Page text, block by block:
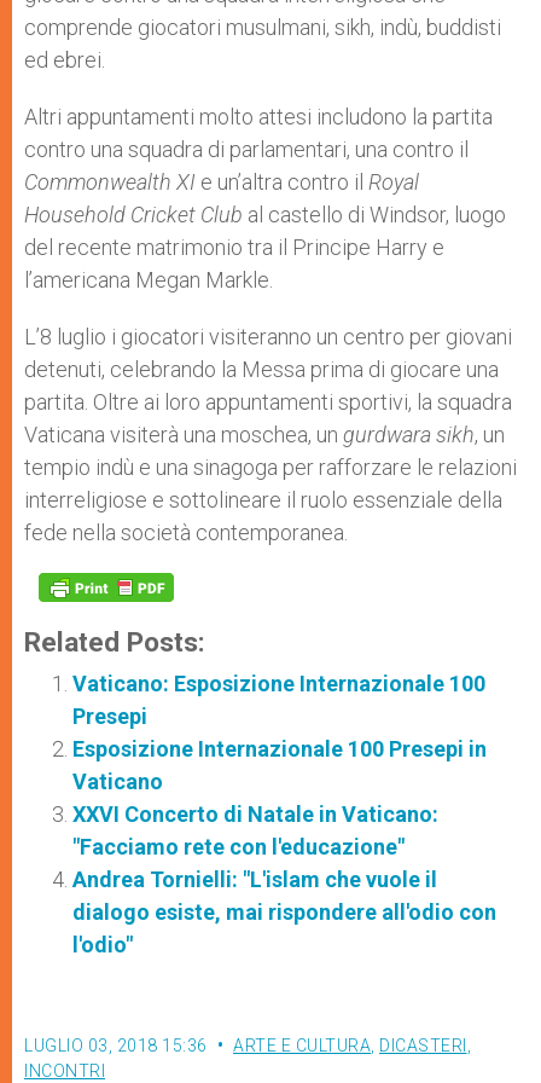
comprende giocatori musulmani, sikh, indù, buddisti
ed ebrei.
Altri appuntamenti molto attesi includono la partita
contro una squadra di parlamentari, una contro il
Commonwealth XI e un’altra contro il Royal
Household Cricket Club al castello di Windsor, luogo
del recente matrimonio tra il Principe Harry e
l’americana Megan Markle.
L’8 luglio i giocatori visiteranno un centro per giovani
detenuti, celebrando la Messa prima di giocare una
partita. Oltre ai loro appuntamenti sportivi, la squadra
Vaticana visiterà una moschea, un gurdwara sikh, un
tempio indù e una sinagoga per rafforzare le relazioni
interreligiose e sottolineare il ruolo essenziale della
fede nella società contemporanea.
Related Posts:
Vaticano: Esposizione Internazionale 100
Presepi
Esposizione Internazionale 100 Presepi in
Vaticano
XXVI Concerto di Natale in Vaticano:
"Facciamo rete con l'educazione"
Andrea Tornielli: "L'islam che vuole il
dialogo esiste, mai rispondere all'odio con
l'odio"
LUGLIO 03, 2018 15:36 ARTE E CULTURA DICASTERI
INCONTRI